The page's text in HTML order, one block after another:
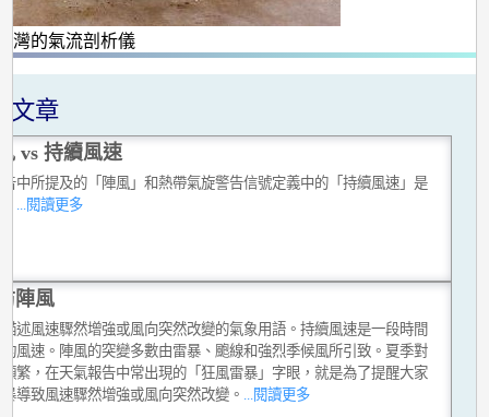
灣的氣流剖析儀
文章
vs 持續風速
中所提及的「陣風」和熱帶氣旋警告信號定義中的「持續風速」是
...閱讀更多
陣風
述風速驟然增強或風向突然改變的氣象用語。持續風速是一段時間
風速。陣風的突變多數由雷暴、颮線和強烈季候風所引致。夏季對
繁，在天氣報告中常出現的「狂風雷暴」字眼，就是為了提醒大家
導致風速驟然增強或風向突然改變。 ...閱讀更多